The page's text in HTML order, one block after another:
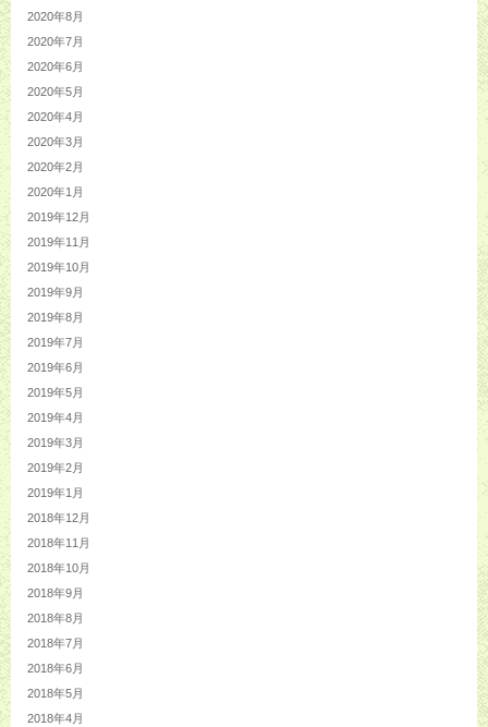
2020年8月
2020年7月
2020年6月
2020年5月
2020年4月
2020年3月
2020年2月
2020年1月
2019年12月
2019年11月
2019年10月
2019年9月
2019年8月
2019年7月
2019年6月
2019年5月
2019年4月
2019年3月
2019年2月
2019年1月
2018年12月
2018年11月
2018年10月
2018年9月
2018年8月
2018年7月
2018年6月
2018年5月
2018年4月